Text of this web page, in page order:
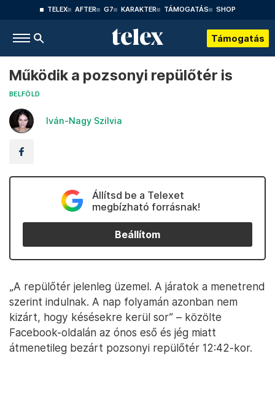
TELEX AFTER G7 KARAKTER TÁMOGATÁS SHOP
Támogatás
Működik a pozsonyi repülőtér is
BELFÖLD
Iván-Nagy Szilvia
Állítsd be a Telexet
megbízható forrásnak!
Beállítom
„A repülőtér jelenleg üzemel. A járatok a menetrend
szerint indulnak. A nap folyamán azonban nem
kizárt, hogy késésekre kerül sor” – közölte
Facebook-oldalán az ónos eső és jég miatt
átmenetileg bezárt pozsonyi repülőtér 12:42-kor.